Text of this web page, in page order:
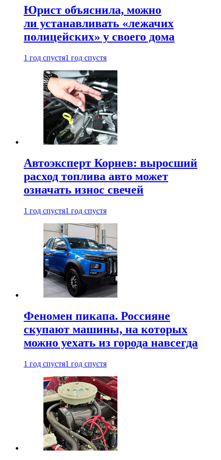
Юрист объяснила, можно
ли устанавливать «лежачих
полицейских» у своего дома
1 год спустя1 год спустя
Автоэксперт Корнев: выросший
расход топлива авто может
означать износ свечей
1 год спустя1 год спустя
Феномен пикапа. Россияне
скупают машины, на которых
можно уехать из города навсегда
1 год спустя1 год спустя